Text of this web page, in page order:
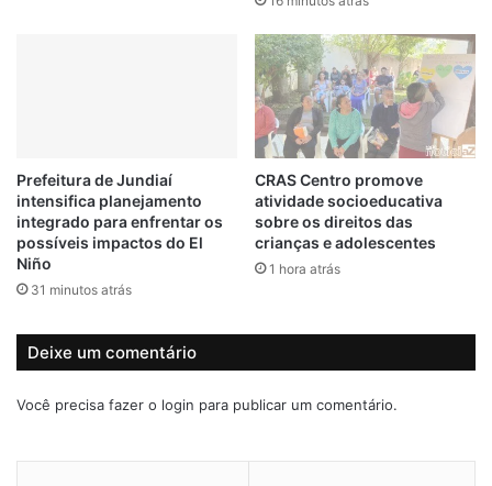
o
m
u
n
n
á
o
Prefeitura de Jundiaí
intensifica planejamento
integrado para enfrentar os
possíveis impactos do El
Niño
31 minutos atrás
CRAS Centro promove
atividade socioeducativa
sobre os direitos das
crianças e adolescentes
1 hora atrás
Deixe um comentário
Você precisa fazer o login para publicar um comentário.